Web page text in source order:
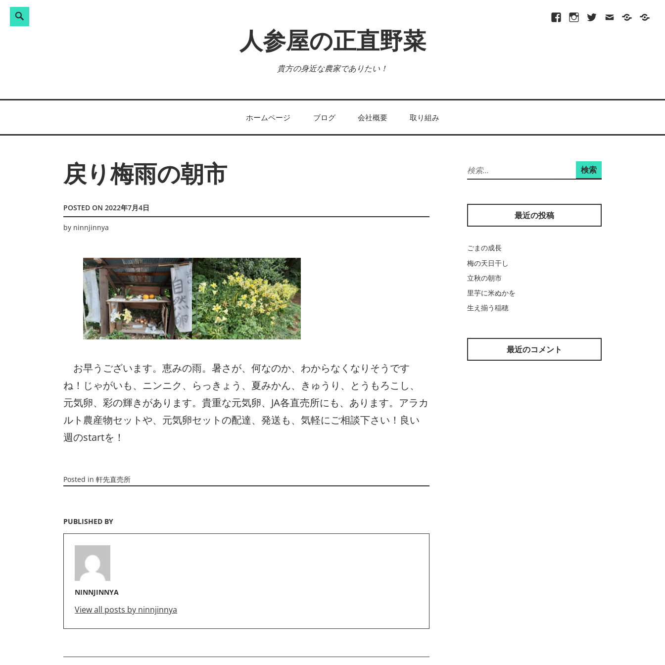
FacebookInstagramTwitter
メ
プ
ポ
シ
site-
Search
人参屋の正直野菜
貴方の身近な農家でありたい！
ホームページ ブログ 会社概要 取り組み
戻り梅雨の朝市
POSTED ON 2022年7月4日
by ninnjinnya
お早うございます。恵みの雨。暑さが、何なのか、わからなくなりそうです
ね！じゃがいも、ニンニク、らっきょう、夏みかん、きゅうり、とうもろこし、
元気卵、彩の輝きがあります。貴重な元気卵、JA各直売所にも、あります。アラカ
ルト農産物セットや、元気卵セットの配達、発送も、気軽にご相談下さい！良い
週のstartを！
Posted in 軒先直売所
PUBLISHED BY
NINNJINNYA
View all posts by ninnjinnya
検
索:
最近の投稿
ごまの成長
梅の天日干し
立秋の朝市
里芋に米ぬかを
生え揃う稲穂
最近のコメント